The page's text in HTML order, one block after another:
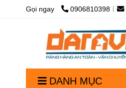
Gọi ngay 0906810398
DANH MỤC